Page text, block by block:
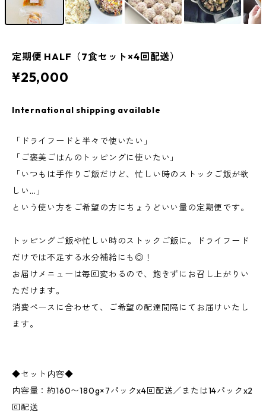
定期便 HALF（7食セット×4回配送）
¥25,000
International shipping available
「ドライフードと半々で使いたい」
「ご褒美ごはんのトッピングに使いたい」
「いつもは手作りご飯だけど、忙しい時のストックご飯が欲
しい...」
という使い方をご希望の方にちょうどいい量の定期便です。
トッピングご飯や忙しい時のストックご飯に。ドライフード
だけでは不足する水分補給にも◎！
お届けメニューは毎回変わるので、飽きずにお召し上がりい
ただけます。
消費ペースに合わせて、ご希望の配達間隔にてお届けいたし
ます。
◆セット内容◆
内容量：約160〜180g×7パックx4回配送／または14パックx2
回配送